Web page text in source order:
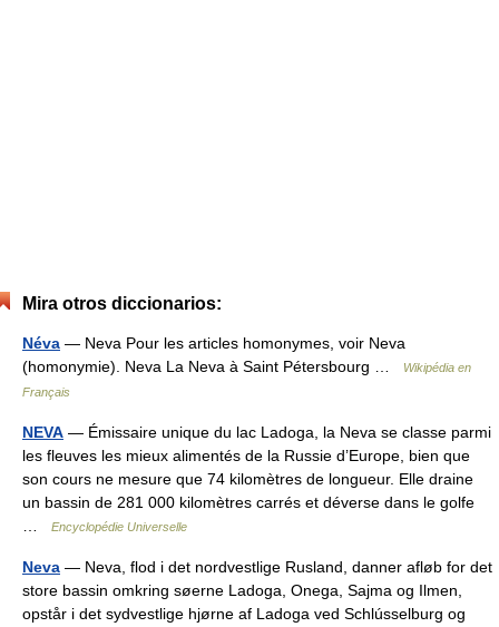
Mira otros diccionarios:
Néva — Neva Pour les articles homonymes, voir Neva
(homonymie). Neva La Neva à Saint Pétersbourg …
Wikipédia en
Français
NEVA — Émissaire unique du lac Ladoga, la Neva se classe parmi
les fleuves les mieux alimentés de la Russie d’Europe, bien que
son cours ne mesure que 74 kilomètres de longueur. Elle draine
un bassin de 281 000 kilomètres carrés et déverse dans le golfe
Encyclopédie Universelle
Neva — Neva, flod i det nordvestlige Rusland, danner afløb for det
store bassin omkring søerne Ladoga, Onega, Sajma og Ilmen,
opstår i det sydvestlige hjørne af Ladoga ved Schlússelburg og